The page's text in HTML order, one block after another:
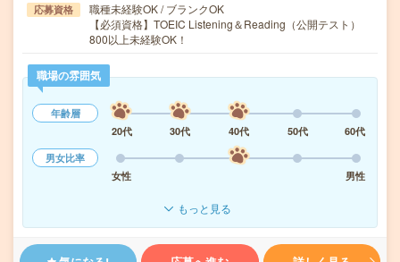
応募資格
職種未経験OK / ブランクOK
【必須資格】TOEIC Listening＆Reading（公開テスト）
800以上未経験OK！
職場の雰囲気
年齢層
20代
30代 40代 50代
60代
男女比率
女性
男性
もっと見る